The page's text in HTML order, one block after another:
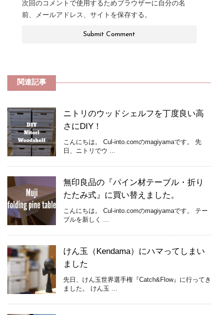
次回のコメントで使用するためブラウザーに自分の名
前、メールアドレス、サイトを保存する。
関連記事
ニトリのウッドシェルフを丁度良い高
さにDIY！
こんにちは。 Cul-into.comのmagiyamaです。 先
日、ニトリでウ ...
無印良品の『パイン材テーブル・折り
たたみ式』に買い替えました。
こんにちは。 Cul-into.comのmagiyamaです。 テー
ブルを新しく ...
けん玉（Kendama）にハマってしまい
ました
先日、けん玉世界選手権『Catch&Flow』に行ってき
ました。 けん玉 ...